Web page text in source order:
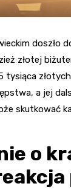
doszło
złotej
tysiąca
a jej
skutkować
o